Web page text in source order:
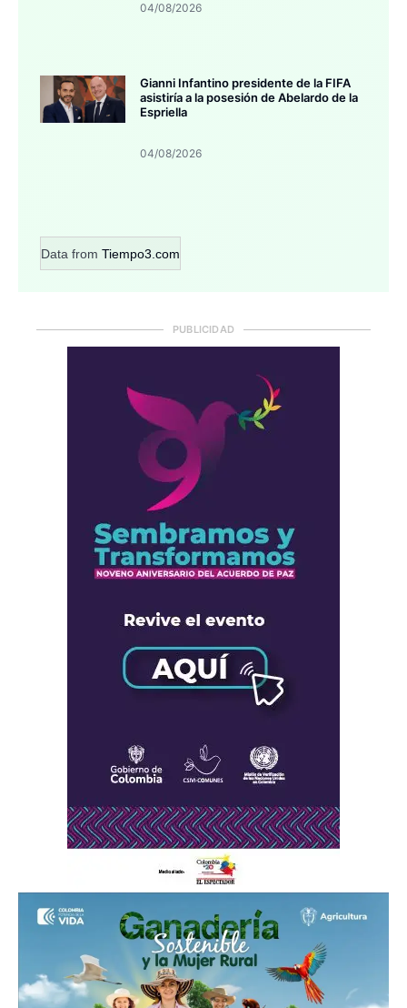
04/08/2026
Gianni Infantino presidente de la FIFA
asistiría a la posesión de Abelardo de la
Espriella
04/08/2026
Data from Tiempo3.com
PUBLICIDAD